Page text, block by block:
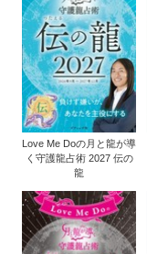
Love Me Doの月と龍が導
く守護龍占術 2027 伝の
龍